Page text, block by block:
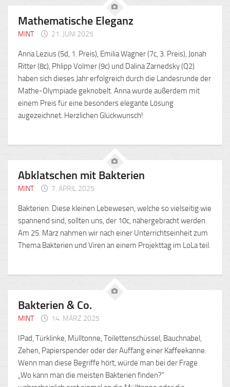
Mathematische Eleganz
MINT 21. JUNI 2025
Anna Lezius (5d, 1. Preis), Emilia Wagner (7c, 3. Preis), Jonah
Ritter (8c), Phlipp Volmer (9c) und Dalina Zarnedsky (Q2)
haben sich dieses Jahr erfolgreich durch die Landesrunde der
Mathe-Olympiade geknobelt. Anna wurde außerdem mit
einem Preis für eine besonders elegante Lösung
augezeichnet. Herzlichen Glückwunsch!
Abklatschen mit Bakterien
MINT 7. APRIL 2025
Bakterien. Diese kleinen Lebewesen, welche so vielseitig wie
spannend sind, sollten uns, der 10c, nähergebracht werden.
Am 25. März nahmen wir nach einer Unterrichtseinheit zum
Thema Bakterien und Viren an einem Projekttag im LoLa teil.
Bakterien & Co.
MINT 14. MÄRZ 2025
IPad, Türklinke, Mülltonne, Toilettenschüssel, Bauchnabel,
Zehen, Papierspender oder der Auffang einer Kaffeekanne.
Wenn man diese Begriffe hört, würde man bei der Frage
„Wo kann man die meisten Bakterien finden?“